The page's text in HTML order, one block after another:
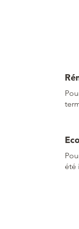
été